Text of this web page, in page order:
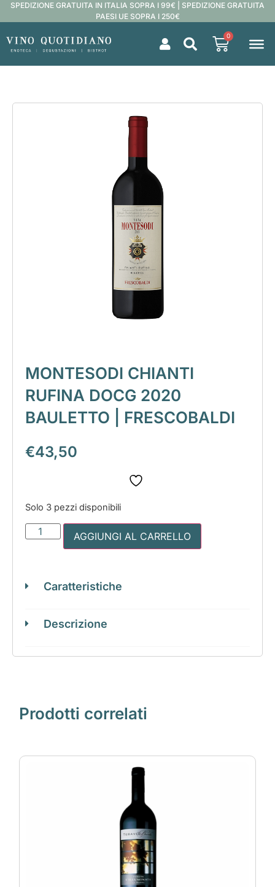
SPEDIZIONE GRATUITA IN ITALIA SOPRA I 99€ | SPEDIZIONE GRATUITA
PAESI UE SOPRA I 250€
0
MONTESODI CHIANTI
RUFINA DOCG 2020
BAULETTO | FRESCOBALDI
€43,50
Solo 3 pezzi disponibili
AGGIUNGI AL CARRELLO
Caratteristiche
Descrizione
Prodotti correlati